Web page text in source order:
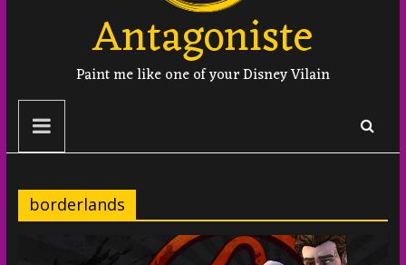
Antagoniste
Paint me like one of your Disney Vilain
borderlands